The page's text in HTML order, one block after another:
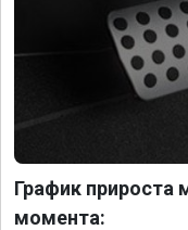
График прироста
момента: